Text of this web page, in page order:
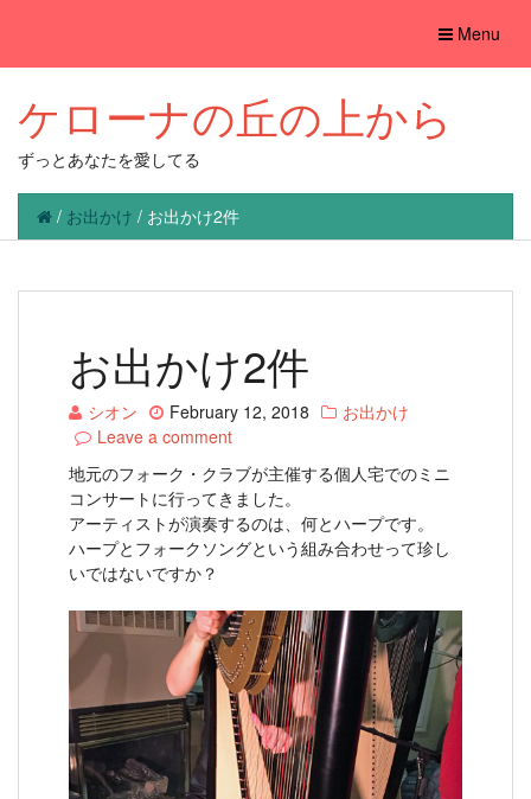
Toggle
Menu
ケローナの丘の上から
ずっとあなたを愛してる
/ お出かけ / お出かけ2件
お出かけ2件
シオン February 12, 2018
お出かけ
Leave a comment
地元のフォーク・クラブが主催する個人宅でのミニ
コンサートに行ってきました。
アーティストが演奏するのは、何とハープです。
ハープとフォークソングという組み合わせって珍し
いではないですか？